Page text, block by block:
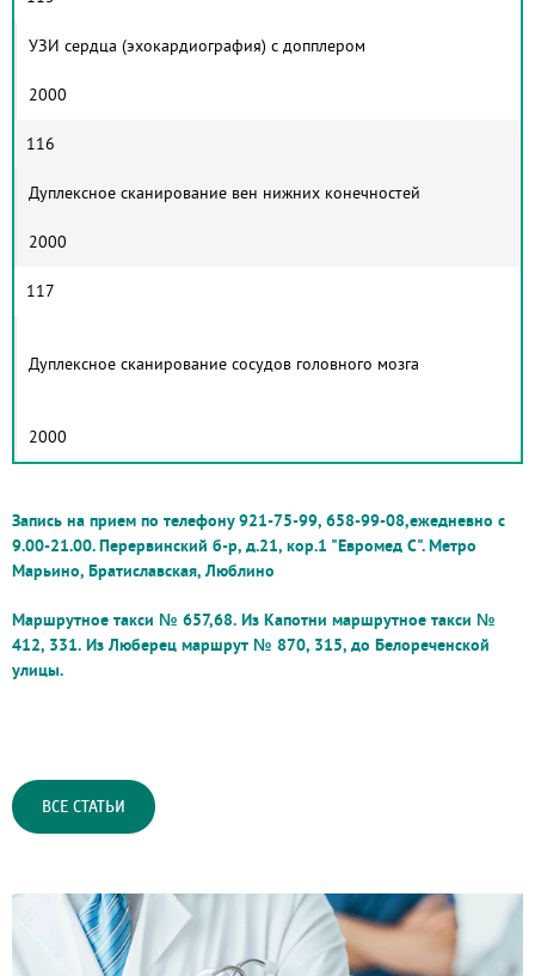
УЗИ сердца (эхокардиография) с допплером
2000
116
Дуплексное сканирование вен нижних конечностей
2000
117
Дуплексное сканирование сосудов головного мозга
2000
Запись на прием по телефону 921-75-99, 658-99-08,ежедневно с
9.00-21.00.Перервинский б-р, д.21, кор.1 "Евромед С".Метро
Марьино, Братиславская, Люблино
Маршрутное такси № 657,68. Из Капотни маршрутное такси №
412, 331. Из Люберец маршрут № 870, 315, до Белореченской
улицы.
ВСЕ СТАТЬИ